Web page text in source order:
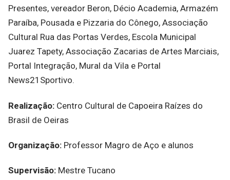
Presentes, vereador Beron, Décio Academia, Armazém
Paraíba, Pousada e Pizzaria do Cônego, Associação
Cultural Rua das Portas Verdes, Escola Municipal
Juarez Tapety, Associação Zacarias de Artes Marciais,
Portal Integração, Mural da Vila e Portal
News21Sportivo.
Realização: Centro Cultural de Capoeira Raízes do
Brasil de Oeiras
Organização: Professor Magro de Aço e alunos
Supervisão: Mestre Tucano